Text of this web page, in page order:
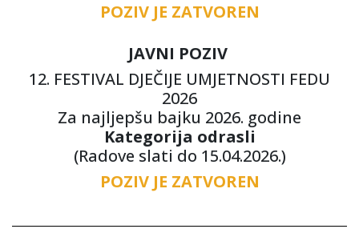
POZIV JE ZATVOREN
JAVNI POZIV
12. FESTIVAL DJEČIJE UMJETNOSTI FEDU
2026
Za najljepšu bajku 2026. godine
Kategorija odrasli
(Radove slati do 15.04.2026.)
POZIV JE ZATVOREN